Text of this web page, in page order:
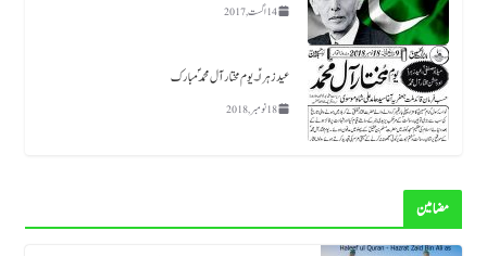
14 اگست, 2017
عید زہراؑ ۔ یوم مختار آل محمد ؐ مبارک
18 نومبر, 2018
مضامین